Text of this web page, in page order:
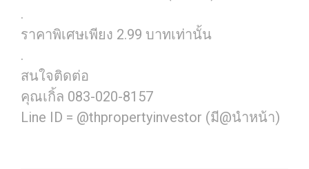
.
ราคาพิเศษเพียง 2.99 บาทเท่านั้น
.
สนใจติดต่อ
คุณเกิ้ล 083-020-8157
Line ID = @thpropertyinvestor (มี@นำหน้า)